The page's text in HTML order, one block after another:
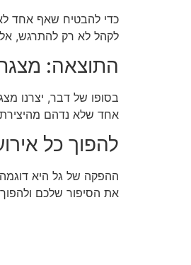
כדי להבטיח שאף אחד לא
לקהל לא רק להתרגש,
התוצאה:
בסופו של דבר, יצרנו
אחד שלא נדהם
להפוך כל
ההפקה של גל היא
את הסיפור שלכם